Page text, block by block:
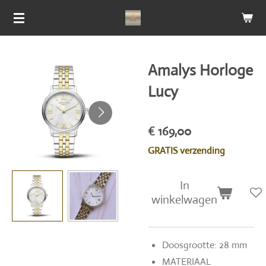
Ga
hoofdinhoud
Amalys Horloge
Lucy
€ 169,00
GRATIS verzending
In
winkelwagen
Doosgrootte: 28 mm
MATERIAAL